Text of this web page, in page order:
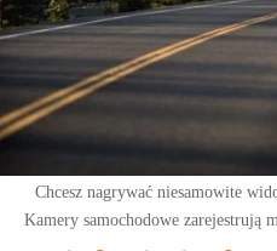
Chcesz nagrywać niesamowite
Kamery samochodowe zarejestrują